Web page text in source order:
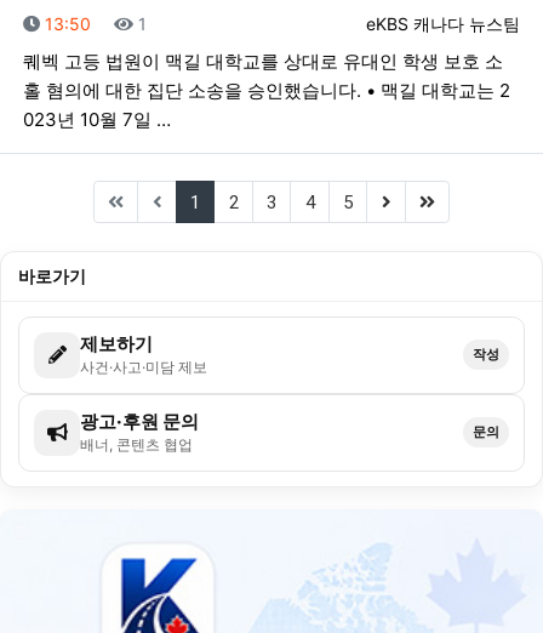
등록자
eKBS 캐나다 뉴스팀
등록일
13:50 조회
1
퀘벡 고등 법원이 맥길 대학교를 상대로 유대인 학생 보호 소
홀 혐의에 대한 집단 소송을 승인했습니다. • 맥길 대학교는 2
023년 10월 7일 …
1 (current)
2 3 4 5 (next)(last)
바로가기
제보하기
사건·사고·미담 제보
작성
광고·후원 문의
배너, 콘텐츠 협업
문의